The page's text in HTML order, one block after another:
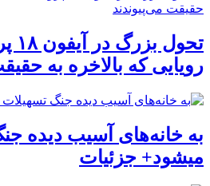
رویایی که بالاخره به
به خانه‌های آسیب دیده
میشود+ جزئیات